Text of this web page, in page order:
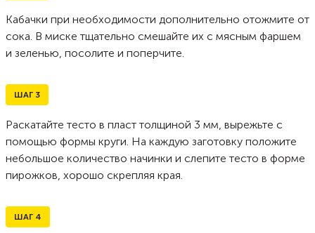
Кабачки при необходимости дополнительно отожмите от
сока. В миске тщательно смешайте их с мясным фаршем
и зеленью, посолите и поперчите.
ШАГ 3
Раскатайте тесто в пласт толщиной 3 мм, вырежьте с
помощью формы круги. На каждую заготовку положите
небольшое количество начинки и слепите тесто в форме
пирожков, хорошо скрепляя края.
ШАГ 4